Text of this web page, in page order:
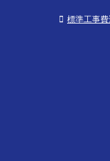
標準工事